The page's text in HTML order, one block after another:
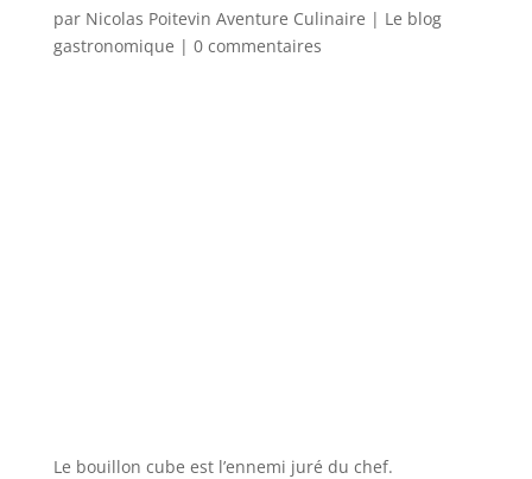
par Nicolas Poitevin Aventure Culinaire | Le blog
gastronomique | 0 commentaires
Le bouillon cube est l’ennemi juré du chef.